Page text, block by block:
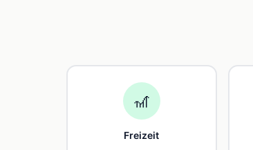
🎢
Freizeit